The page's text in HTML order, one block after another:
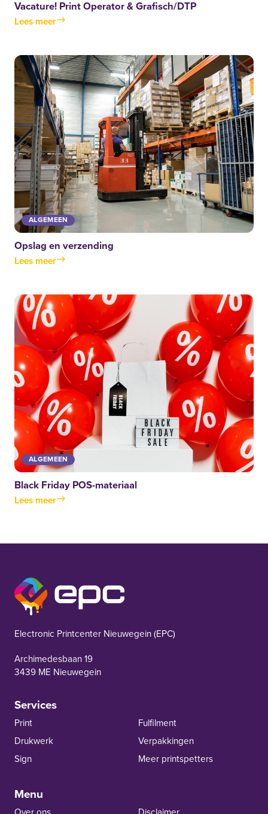
Vacature! Print Operator & Grafisch/DTP
Lees meer
ALGEMEEN
Opslag en verzending
Lees meer
ALGEMEEN
Black Friday POS-materiaal
Lees meer
Electronic Printcenter Nieuwegein (EPC)
Archimedesbaan 19
3439 ME Nieuwegein
Services
Print
Drukwerk
Sign
Fulfilment
Verpakkingen
Meer printspetters
Menu